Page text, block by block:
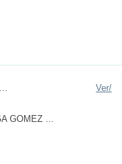
GOMEZ ...
Ver/